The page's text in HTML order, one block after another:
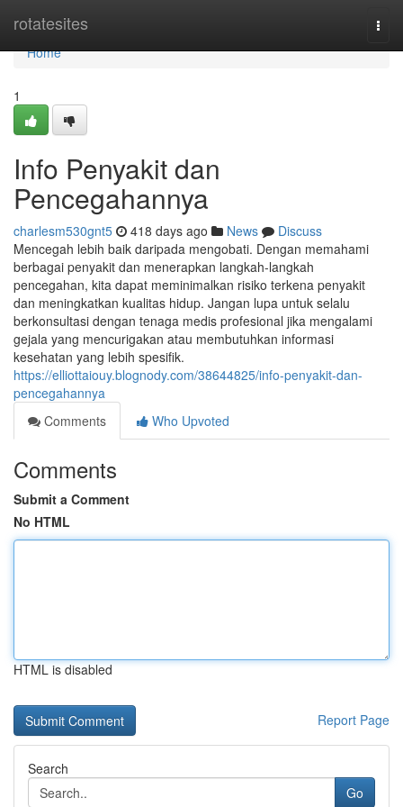
rotatesites
Home
Home
1
Info Penyakit dan
Pencegahannya
charlesm530gnt5 418 days ago News
Discuss
Mencegah lebih baik daripada mengobati. Dengan memahami
berbagai penyakit dan menerapkan langkah-langkah
pencegahan, kita dapat meminimalkan risiko terkena penyakit
dan meningkatkan kualitas hidup. Jangan lupa untuk selalu
berkonsultasi dengan tenaga medis profesional jika mengalami
gejala yang mencurigakan atau membutuhkan informasi
kesehatan yang lebih spesifik.
https://elliottaiouy.blognody.com/38644825/info-penyakit-dan-
pencegahannya
Comments
Who Upvoted
Comments
Submit a Comment
No HTML
HTML is disabled
Report Page
Search
Go